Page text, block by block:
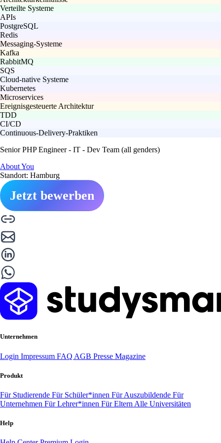
Verteilte Systeme
APIs
PostgreSQL
Redis
Messaging-Systeme
Kafka
RabbitMQ
SQS
Cloud-native Systeme
Kubernetes
Microservices
Ereignisgesteuerte Architektur
TDD
CI/CD
Continuous-Delivery-Praktiken
Senior PHP Engineer - IT - Dev Team (all genders)
About You
Standort: Hamburg
Jetzt bewerben
Unternehmen
Login Impressum FAQ AGB Presse Magazine
Produkt
Für Studierende Für Schüler*innen Für Auszubildende Für
Unternehmen Für Lehrer*innen Für Eltern Alle Universitäten
Help